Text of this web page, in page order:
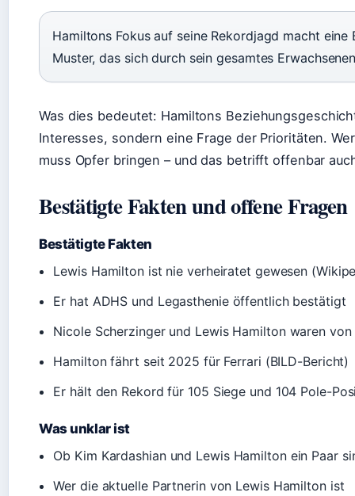
Hamiltons Fokus auf seine Rekordjagd macht
Muster, das sich durch sein gesamtes
Was dies bedeutet: Hamiltons
Interesses, sondern eine Frage der Prioritäten.
muss Opfer bringen – und das betrifft offenbar
Bestätigte Fakten und offene Fragen
Bestätigte Fakten
Lewis Hamilton ist nie verheiratet gewesen
Er hat ADHS und Legasthenie öffentlich bestätigt
Nicole Scherzinger und Lewis Hamilton waren
Hamilton fährt seit 2025 für Ferrari (BILD-Bericht)
Er hält den Rekord für 105 Siege und 104 Pole-
Was unklar ist
Ob Kim Kardashian und Lewis Hamilton ein Paar
Wer die aktuelle Partnerin von Lewis Hamilton ist